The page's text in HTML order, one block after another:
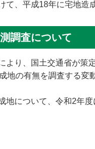
て、平成18年に宅地造
調査について
より、国土交通省が策
地の有無を調査する変
地について、令和2年